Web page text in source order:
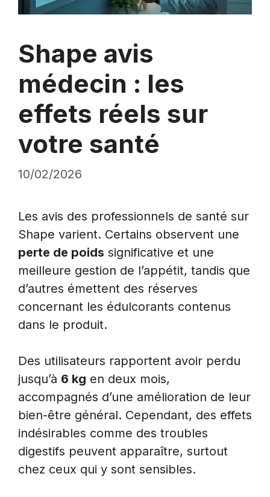
Shape avis
médecin : les
effets réels sur
votre santé
10/02/2026
Les avis des professionnels de santé sur
Shape varient. Certains observent une
perte de poids significative et une
meilleure gestion de l’appétit, tandis que
d’autres émettent des réserves
concernant les édulcorants contenus
dans le produit.
Des utilisateurs rapportent avoir perdu
jusqu’à 6 kg en deux mois,
accompagnés d’une amélioration de leur
bien-être général. Cependant, des effets
indésirables comme des troubles
digestifs peuvent apparaître, surtout
chez ceux qui y sont sensibles.